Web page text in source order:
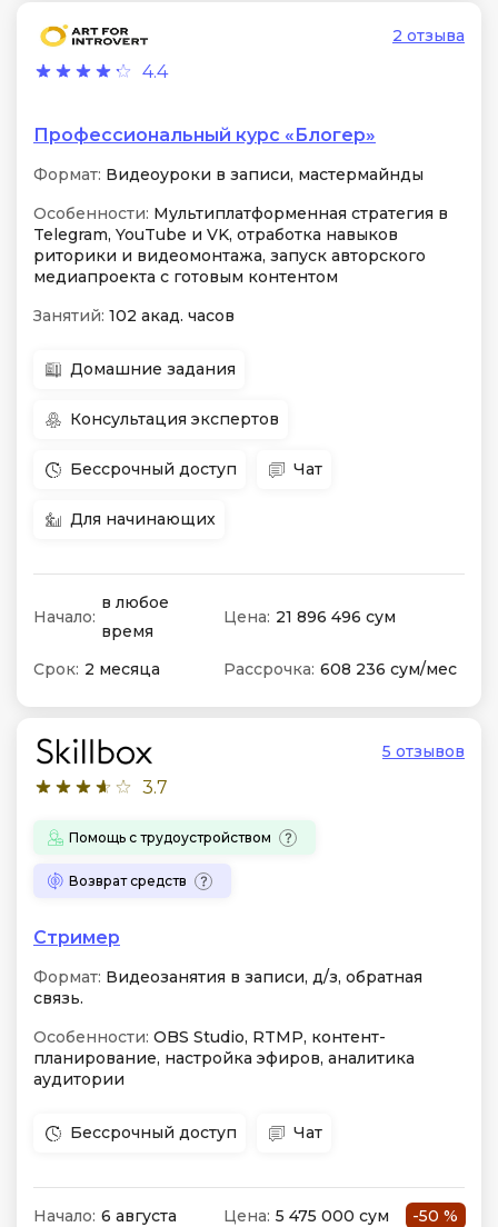
4.4
2 отзыва
Профессиональный курс «Блогер»
Формат: Видеоуроки в записи, мастермайнды
Особенности: Мультиплатформенная стратегия в
Telegram, YouTube и VK, отработка навыков
риторики и видеомонтажа, запуск авторского
медиапроекта с готовым контентом
Занятий: 102 акад. часов
Домашние задания
Консультация экспертов
Бессрочный доступ Чат
Для начинающих
Начало:
в любое
время
Цена: 21 896 496 сум
Срок: 2 месяца Рассрочка: 608 236 сум/мес
3.7
5 отзывов
Помощь с трудоустройством
Возврат средств
Стример
Формат: Видеозанятия в записи, д/з, обратная
связь.
Особенности: OBS Studio, RTMP, контент-
планирование, настройка эфиров, аналитика
аудитории
Бессрочный доступ Чат
Начало: 6 августа Цена: 5 475 000 сум
-50 %